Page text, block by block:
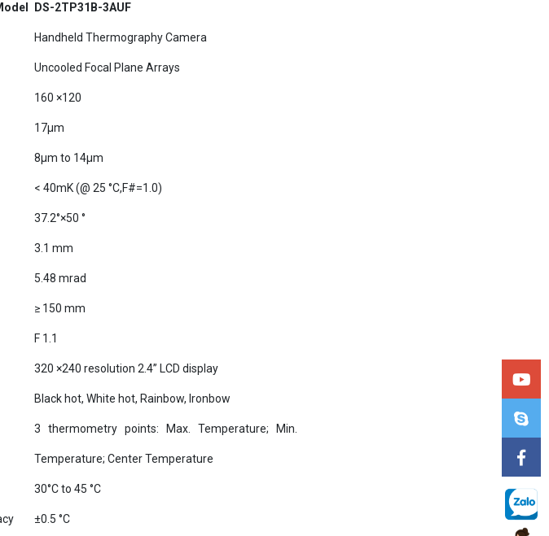
Handheld Thermography Camera
Uncooled Focal Plane Arrays
160 ×120
17μm
8μm to 14μm
< 40mK (@ 25 °C,F#=1.0)
37.2°×50 °
3.1 mm
5.48 mrad
≥ 150 mm
F 1.1
320 ×240 resolution 2.4’’ LCD display
Black hot, White hot, Rainbow, Ironbow
3 thermometry points: Max. Temperature; Min.
Temperature; Center Temperature
30°C to 45 °C
±0.5 °C
Rechargeable Lithium Battery